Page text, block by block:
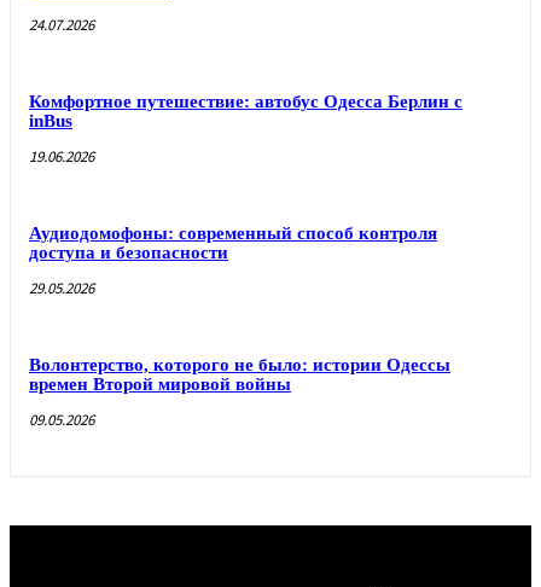
24.07.2026
Комфортное путешествие: автобус Одесса Берлин с
inBus
19.06.2026
Аудиодомофоны: современный способ контроля
доступа и безопасности
29.05.2026
Волонтерство, которого не было: истории Одессы
времен Второй мировой войны
09.05.2026